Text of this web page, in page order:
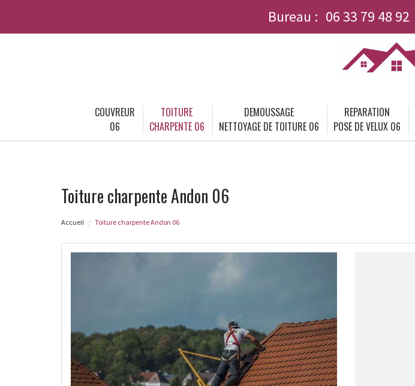
Bureau : 06 33 79 48 92
COUVREUR
06
TOITURE
CHARPENTE 06
DEMOUSSAGE
NETTOYAGE DE TOITURE 06
REPARATION
POSE DE VELUX 06
Toiture charpente Andon 06
Accueil Toiture charpente Andon 06